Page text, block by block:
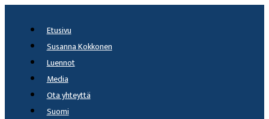
Etusivu
Susanna Kokkonen
Luennot
Media
Ota yhteyttä
Suomi